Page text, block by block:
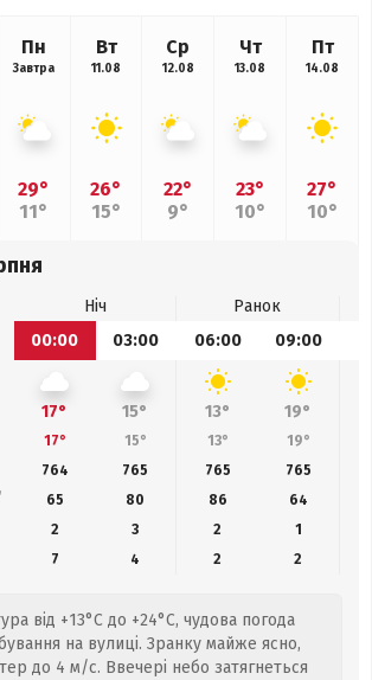
Пн
Завтра
29°
11°
Вт
11.08
26°
15°
Ср
12.08
22°
9°
Чт
13.08
23°
10°
Пт
14.08
27°
10°
Ніч
Ранок
00:00
03:00 06:00 09:00
17° 15° 13° 19°
17° 15° 13° 19°
764
765 765 765
65
80 86 64
2
3 2
1
7
4 2 2
від +13°C до +24°C, чудова погода
на вулиці. Зранку майже ясно,
до 4 м/с. Ввечері небо затягнеться